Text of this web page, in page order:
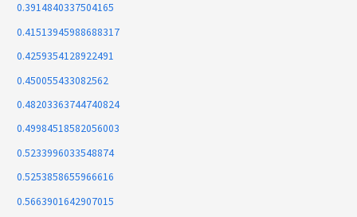
0.3914840337504165
0.41513945988688317
0.4259354128922491
0.450055433082562
0.48203363744740824
0.49984518582056003
0.5233996033548874
0.5253858655966616
0.5663901642907015